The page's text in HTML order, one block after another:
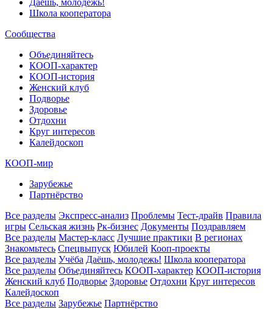
Даёшь, молодежь!
Школа кооператора
Сообщества
Объединяйтесь
КООП-характер
КООП-история
Женский клуб
Подворье
Здоровье
Отдохни
Круг интересов
Калейдоскоп
КООП-мир
Зарубежье
Партнёрство
Все разделы Экспресс-анализ Проблемы Тест-драйв Правила
игры Сельская жизнь Рк-бизнес Документы Поздравляем
Все разделы Мастер-класс Лучшие практики В регионах
Знакомьтесь Спецвыпуск Юбилей Кооп-проекты
Все разделы Учёба Даёшь, молодежь! Школа кооператора
Все разделы Объединяйтесь КООП-характер КООП-история
Женский клуб Подворье Здоровье Отдохни Круг интересов
Калейдоскоп
Все разделы Зарубежье Партнёрство